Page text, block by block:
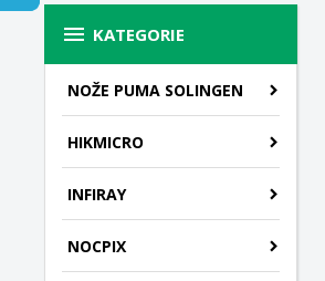
 KATEGORIE
NOŽE PUMA SOLINGEN
HIKMICRO
INFIRAY
NOCPIX